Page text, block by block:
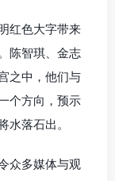
红色大字带来
陈智琪、金志
之中，他们与
个方向，预示
落石出。
众多媒体与观